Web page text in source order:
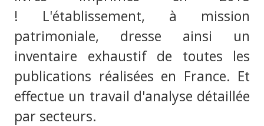
! L'établissement, à mission
patrimoniale, dresse ainsi un
inventaire exhaustif de toutes les
publications réalisées en France. Et
effectue un travail d'analyse détaillée
par secteurs.